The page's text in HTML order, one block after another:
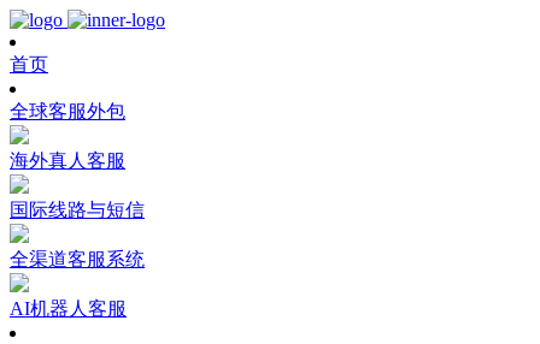
首页
全球客服外包
海外真人客服
国际线路与短信
全渠道客服系统
AI机器人客服